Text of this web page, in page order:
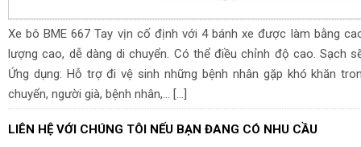
Xe bô BME 667 Tay vịn cố định với 4 bánh xe được làm bằng
lượng cao, dễ dàng di chuyển. Có thể điều chỉnh độ cao. Sạch
Ứng dụng: Hỗ trợ đi vệ sinh những bệnh nhân gặp khó khăn
chuyển, người già, bệnh nhân,… […]
LIÊN HỆ VỚI CHÚNG TÔI NẾU BẠN ĐANG CÓ NHU CẦU